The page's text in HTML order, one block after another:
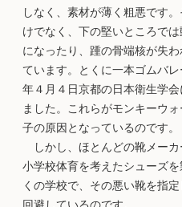
しなく、素材が薄く粗悪です
けでなく、下の堅いところで
になったり、踵の骨端核が失
ています。とくに一本ゴムバ
年４月４日京都の日本衛生学
ました。これらがモンキーウ
子の原因となっているのです。
しかし、ほとんどの靴メーカ
小学校体育を考えたシューズ
くの学校で、その悪い靴を指